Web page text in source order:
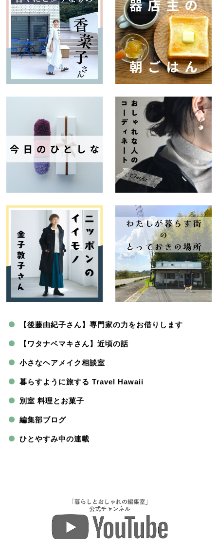
【後藤由紀子さん】専門家の力をお借りします
【ワタナベマキさん】近頃の話
小さなヘアメイク相談室
暮らすように旅する Travel Hawaii
別室 料理とお菓子
編集部ブログ
ひとやすみ中の連載